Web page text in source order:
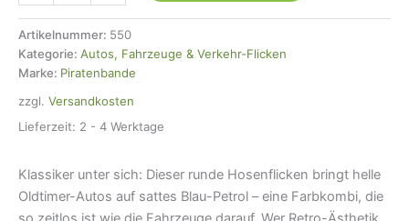
7
cm
Menge
Artikelnummer: 550
Kategorie: Autos, Fahrzeuge & Verkehr-Flicken
Marke: Piratenbande
zzgl. Versandkosten
Lieferzeit: 2 - 4 Werktage
Klassiker unter sich: Dieser runde Hosenflicken bringt helle
Oldtimer-Autos auf sattes Blau-Petrol – eine Farbkombi, die